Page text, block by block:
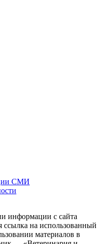
СМИ
информации с сайта
ссылка на использованный
материалов в